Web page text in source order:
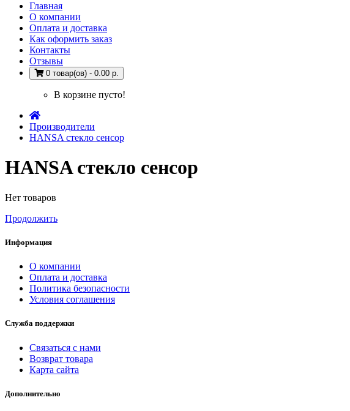
Главная
О компании
Оплата и доставка
Как оформить заказ
Контакты
Отзывы
0 товар(ов) - 0.00 р.
В корзине пусто!
Производители
HANSA стекло сенсор
HANSA стекло сенсор
Нет товаров
Продолжить
Информация
О компании
Оплата и доставка
Политика безопасности
Условия соглашения
Служба поддержки
Связаться с нами
Возврат товара
Карта сайта
Дополнительно